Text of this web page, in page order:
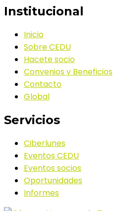
Institucional
Inicio
Sobre CEDU
Hacete socio
Convenios y Beneficios
Contacto
Global
Servicios
Ciberlunes
Eventos CEDU
Eventos socios
Oportunidades
Informes